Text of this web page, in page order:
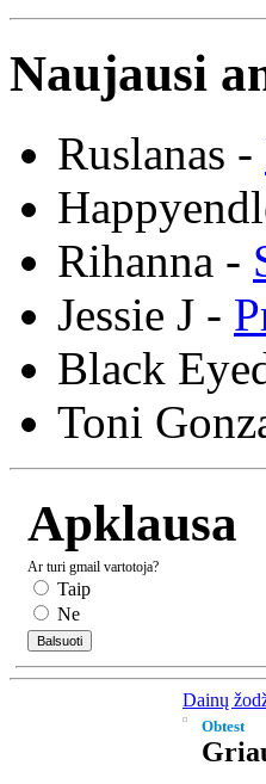
Naujausi
Ruslanas -
Rihanna -
Jessie J -
Black
Toni
Apklausa
Ar turi gmail vartotoja?
Taip
Ne
Dainų
Obtest